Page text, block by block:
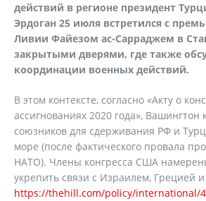
действий в регионе президент
Эрдоган 25 июля встретился с
Ливии Файезом ас-Сарраджем в
закрытыми дверями, где также
координации военных действий.
В этом контексте, согласно «Акту о
ассигнованиях 2020 года», Вашингтон
союзников для сдерживания РФ и
море (после фактического провала
НАТО). Члены конгресса США
укрепить связи с Израилем, Грецией
https://thehill.com/policy/international/